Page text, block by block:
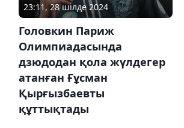
23:11, 28 шілде 2024
Головкин Париж
Олимпиадасында
дзюдодан қола жүлдегер
атанған Ғұсман
Қырғызбаевты
құттықтады